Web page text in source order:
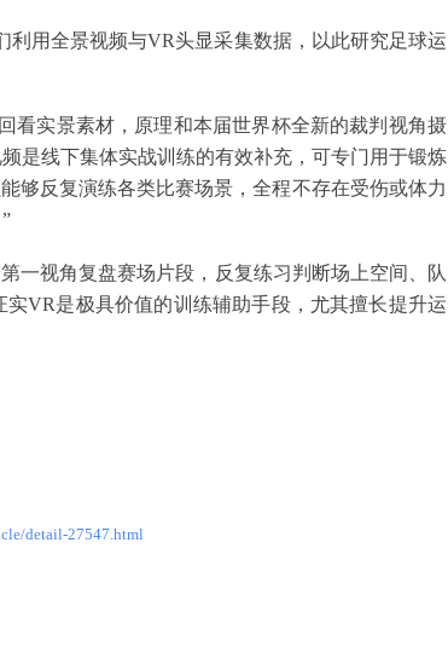
利用全景视频与VR头显采集数据，以此研究足球运
看实景素材，原理和本届世界杯全新的裁判视角摄
是线下集体实战训练的有效补充，可专门用于锻炼
够反复演练各类比赛场景，全程不存在受伤或体力
一视角复盘赛场片段，反复练习判断场上空间、队
VR是极具价值的训练辅助手段，尤其擅长提升运
detail-27547.html